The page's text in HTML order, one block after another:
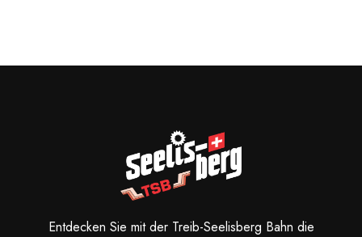
Entdecken Sie mit der Treib-Seelisberg Bahn die